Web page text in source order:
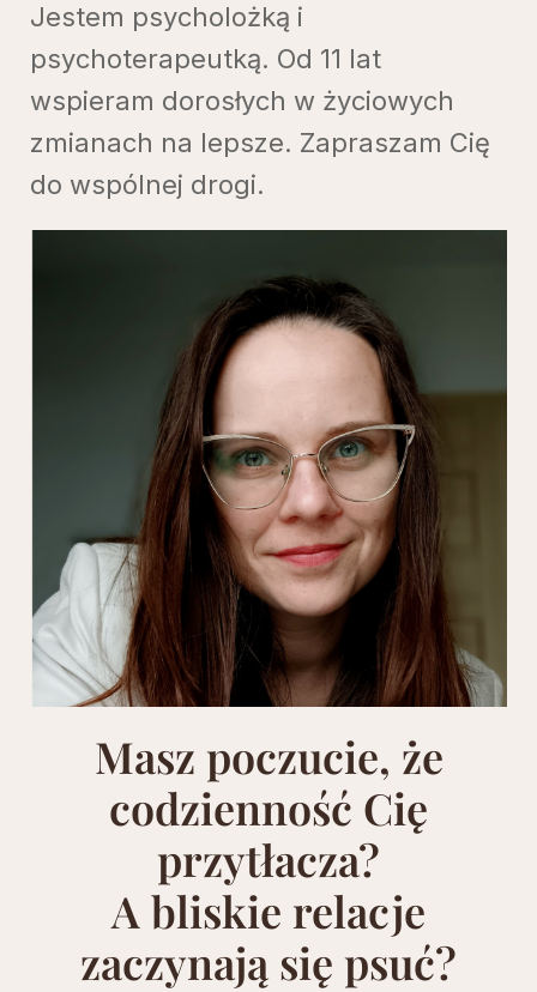
Jestem psycholożką i
psychoterapeutką. Od 11 lat
wspieram dorosłych w życiowych
zmianach na lepsze. Zapraszam Cię
do wspólnej drogi.
Masz poczucie, że
codzienność Cię
przytłacza?
A bliskie relacje
zaczynają się psuć?